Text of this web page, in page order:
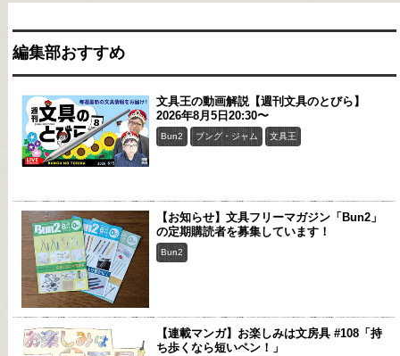
編集部おすすめ
文具王の動画解説【週刊文具のとびら】
2026年8月5日20:30〜
Bun2 ブング・ジャム 文具王
【お知らせ】文具フリーマガジン「Bun2」
の定期購読者を募集しています！
Bun2
【連載マンガ】お楽しみは文房具 #108「持
ち歩くなら短いペン！」